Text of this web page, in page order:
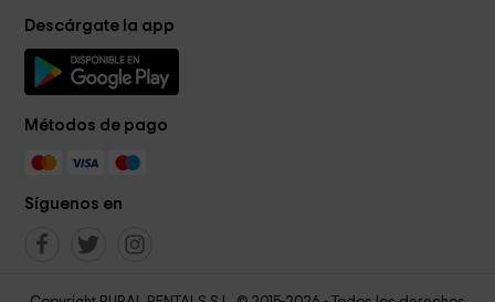
Descárgate la app
Métodos de pago
Síguenos en